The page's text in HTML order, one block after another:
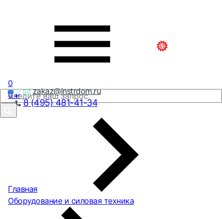
zakaz@instrdom.ru
8 (495) 481-41-34
0
0₽
Главная
Оборудование и силовая техника